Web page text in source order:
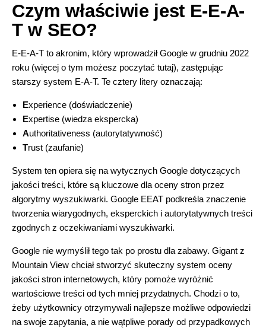
Czym właściwie jest E-E-A-
T w SEO?
E-E-A-T to akronim, który wprowadził Google w grudniu 2022
roku (więcej o tym możesz poczytać tutaj), zastępując
starszy system E-A-T. Te cztery litery oznaczają:
Experience (doświadczenie)
Expertise (wiedza ekspercka)
Authoritativeness (autorytatywność)
Trust (zaufanie)
System ten opiera się na wytycznych Google dotyczących
jakości treści, które są kluczowe dla oceny stron przez
algorytmy wyszukiwarki. Google EEAT podkreśla znaczenie
tworzenia wiarygodnych, eksperckich i autorytatywnych treści
zgodnych z oczekiwaniami wyszukiwarki.
Google nie wymyślił tego tak po prostu dla zabawy. Gigant z
Mountain View chciał stworzyć skuteczny system oceny
jakości stron internetowych, który pomoże wyróżnić
wartościowe treści od tych mniej przydatnych. Chodzi o to,
żeby użytkownicy otrzymywali najlepsze możliwe odpowiedzi
na swoje zapytania, a nie wątpliwe porady od przypadkowych